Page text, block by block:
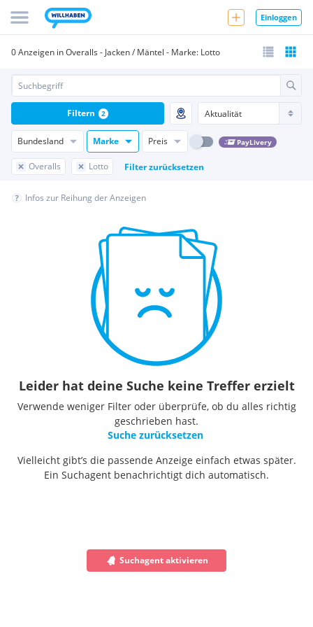
Einloggen
0 Anzeigen in Overalls - Jacken / Mäntel - Marke: Lotto
Bundesland Marke Preis PayLivery
Overalls Lotto Filter zurücksetzen
Filtern 2
Infos zur Reihung der Anzeigen
Leider hat deine Suche keine Treffer erzielt
Verwende weniger Filter oder überprüfe, ob du alles richtig
geschrieben hast.
Suche zurücksetzen
Vielleicht gibt’s die passende Anzeige einfach etwas später.
Ein Suchagent benachrichtigt dich automatisch.
Suchagent aktivieren